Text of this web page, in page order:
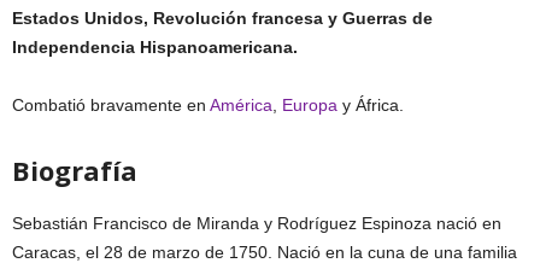
Estados Unidos, Revolución francesa y Guerras de
Independencia Hispanoamericana.
Combatió bravamente en América Europa y África.
Biografía
Sebastián Francisco de Miranda y Rodríguez Espinoza nació en
Caracas, el 28 de marzo de 1750. Nació en la cuna de una familia